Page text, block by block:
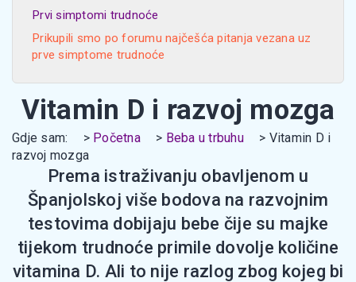
Prvi simptomi trudnoće
Prikupili smo po forumu najčešća pitanja vezana uz
prve simptome trudnoće
Vitamin D i razvoj mozga
Gdje sam: Početna Beba u trbuhu
Vitamin D i
razvoj mozga
Prema istraživanju obavljenom u
Španjolskoj više bodova na razvojnim
testovima dobijaju bebe čije su majke
tijekom trudnoće primile dovolje količine
vitamina D. Ali to nije razlog zbog kojeg bi